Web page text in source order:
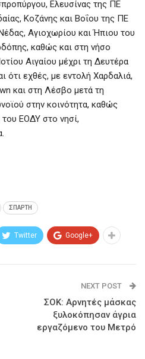
Ελευσίνας της ΠΕ
Κοζάνης και Βοΐου της ΠΕ
Αγιοχωρίου και Ήπιου του
καθώς και στη νήσο
Αιγαίου μέχρι τη Δευτέρα
ότι εχθές, με εντολή Χαρδαλιά,
και στη Λέσβο μετά τη
στην κοινότητα, καθώς
ΕΟΔΥ στο νησί,
ΣΠΑΡΤΗ
Twitter Google+
NEXT POST
ΣΟΚ: Αρνητές μάσκας
ξυλοκόπησαν άγρια
εργαζόμενο του Μετρό